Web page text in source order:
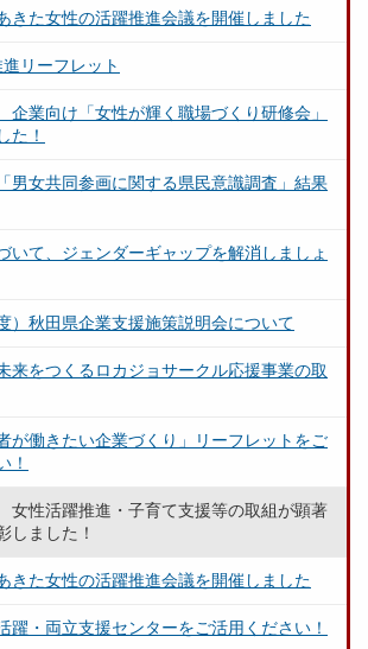
きた女性の活躍推進会議を開催しました
リーフレット
業向け「女性が輝く職場づくり研修会」
た！
男女共同参画に関する県民意識調査」結果
いて、ジェンダーギャップを解消しましょ
）秋田県企業支援施策説明会について
来をつくるロカジョサークル応援事業の取
が働きたい企業づくり」リーフレットをご
！
性活躍推進・子育て支援等の取組が顕著
しました！
きた女性の活躍推進会議を開催しました
躍・両立支援センターをご活用ください！